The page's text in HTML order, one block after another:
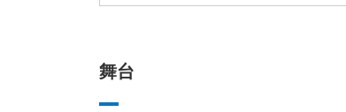
舞台